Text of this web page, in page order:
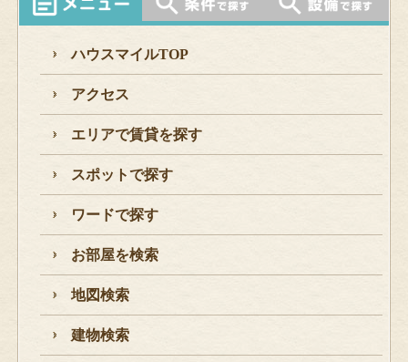
ハウスマイルTOP
アクセス
エリアで賃貸を探す
スポットで探す
ワードで探す
お部屋を検索
地図検索
建物検索